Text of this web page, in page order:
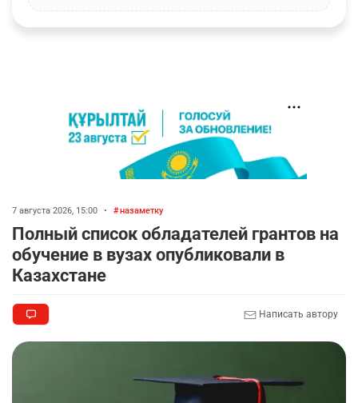
7 августа 2026, 15:00 • назаметку
Полный список обладателей грантов на
обучение в вузах опубликовали в
Казахстане
Написать автору